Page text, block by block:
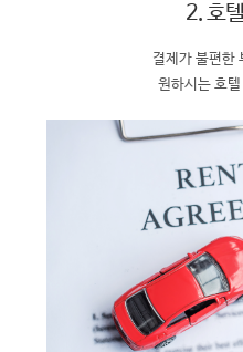
2. 호
결제가 불편한
원하시는 호